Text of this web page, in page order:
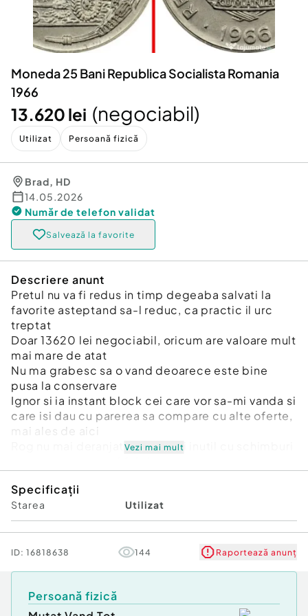
Servicii
Animale de companie
Afaceri și echipamente profesionale
Inchiriere Bunuri si Vehicule
Utilaje agricole si industriale
Piese auto si accesorii
Dacia Duster
Moneda 25 Bani Republica Socialista Romania
1966
13.620 lei (negociabil)
Utilizat Persoană fizică
Brad, HD
14.05.2026
Număr de telefon validat
Salvează la favorite
Descriere anunt
Pretul nu va fi redus in timp degeaba salvati la
favorite asteptand sa-l reduc, ca practic il urc
treptat
Doar 13620 lei negociabil, oricum are valoare mult
mai mare de atat
Nu ma grabesc sa o vand deoarece este bine
pusa la conservare
Ignor si ia instant block cei care vor sa-mi vanda si
care isi dau cu parerea sa compare cu alte oferte,
mai ales de aici
Rog nu mai deranjati si insistati inutil cu schimburi
Ca vanzator privat exclud garantia si returnarile
Articolul este valabil cat este vizibil
Compozitie : Otel placat cu nichel
Tipul marginii : Neted
Grosime : 1.3 mm
Fata : 25 BANI
Vezi mai mult
Specificații
Starea Utilizat
ID: 16818638 144 Raportează anunț
Persoană fizică